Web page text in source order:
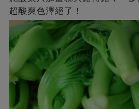
超酸爽色澤絕了！